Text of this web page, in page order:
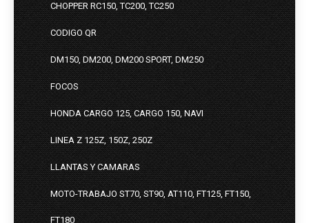
CHOPPER RC150, TC200, TC250
CODIGO QR
DM150, DM200, DM200 SPORT, DM250
FOCOS
HONDA CARGO 125, CARGO 150, NAVI
LINEA Z 125Z, 150Z, 250Z
LLANTAS Y CAMARAS
MOTO-TRABAJO ST70, ST90, AT110, FT125, FT150,
FT180